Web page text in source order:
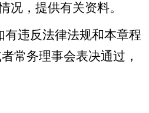
况，提供有关资料。
违反法律法规和本章程
常务理事会表决通过，